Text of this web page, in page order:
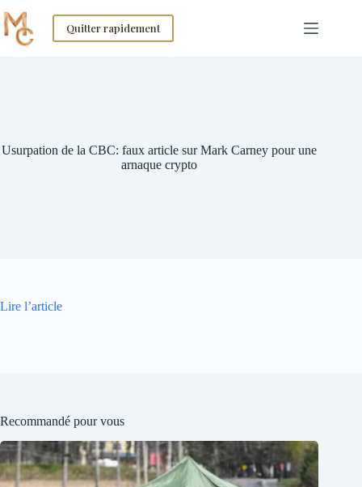
to
content
Quitter rapidement
Usurpation de la CBC: faux article sur Mark Carney pour une
arnaque crypto
Lire l’article
Recommandé pour vous